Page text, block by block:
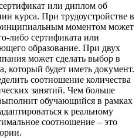
или диплом об
курса. При трудоустройстве в
моментом может
либо сертификата или
образование. При двух
может сделать выбор в
который будет иметь документ.
соотношение количества
занятий. Чем больше
обучающийся в рамках
к реальному
соотношение – это